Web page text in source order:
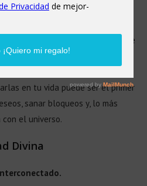
a encontrar tu camino.
que rigen la energía que
de nuestros pensamientos hasta
conectado en un flujo
en tu vida puede ser el primer
sanar bloqueos y, lo más
el universo.
Divina